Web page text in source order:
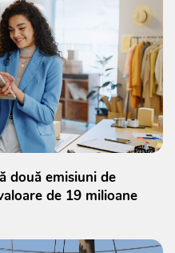
două emisiuni de
de 19 milioane